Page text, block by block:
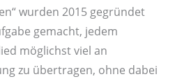
wurden 2015 gegründet
gemacht, jedem
möglichst viel an
zu übertragen, ohne dabei